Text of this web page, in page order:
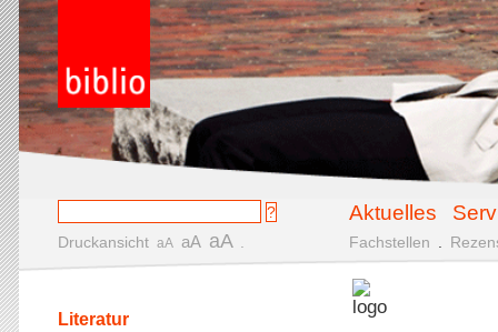
Aktuelles
Druckansicht aA aA aA Fachstellen
Literatur